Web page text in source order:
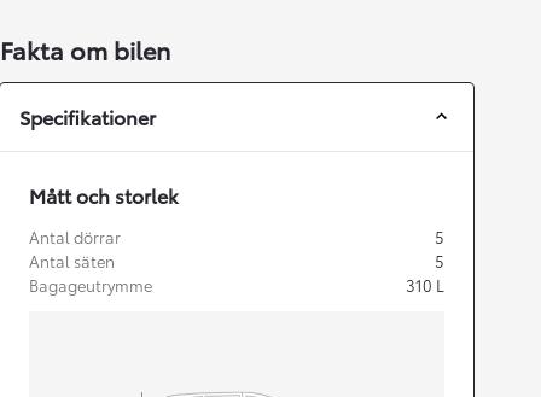
Fakta om bilen
Specifikationer
Mått och storlek
Antal dörrar
5
Antal säten
5
Bagageutrymme
310 L